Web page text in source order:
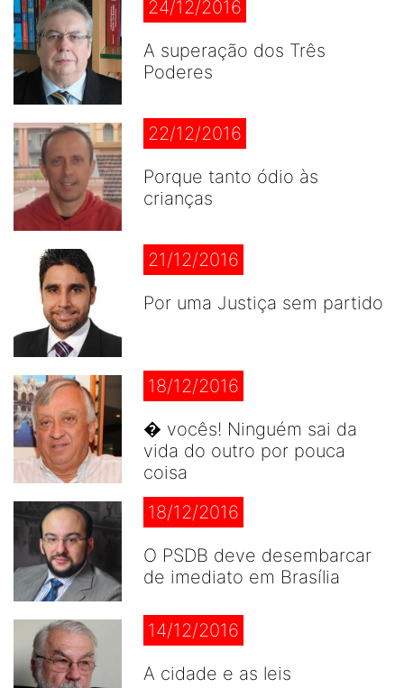
24/12/2016
A superação dos Três
Poderes
22/12/2016
Porque tanto ódio às
crianças
21/12/2016
Por uma Justiça sem partido
18/12/2016
� vocês! Ninguém sai da
vida do outro por pouca
coisa
18/12/2016
O PSDB deve desembarcar
de imediato em Brasília
14/12/2016
A cidade e as leis